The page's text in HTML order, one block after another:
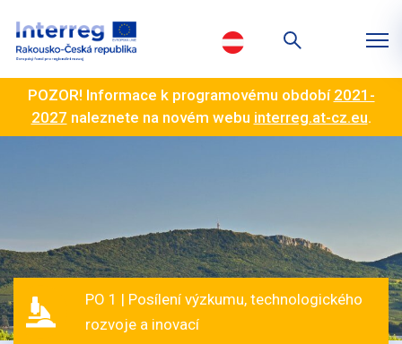
POZOR! Informace k programovému období 2021-
2027 naleznete na novém webu interreg.at-cz.eu.
PO 1 | Posílení výzkumu, technologického
rozvoje a inovací